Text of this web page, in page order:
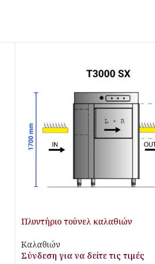
Πλυντήριο τούνελ καλαθιών
Καλαθιών
Σύνδεση για να δείτε τις τιμές